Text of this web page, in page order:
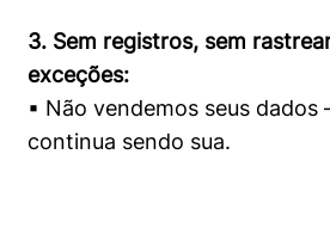
3. Sem registros, sem
exceções:
▪ Não vendemos seus
continua sendo sua.